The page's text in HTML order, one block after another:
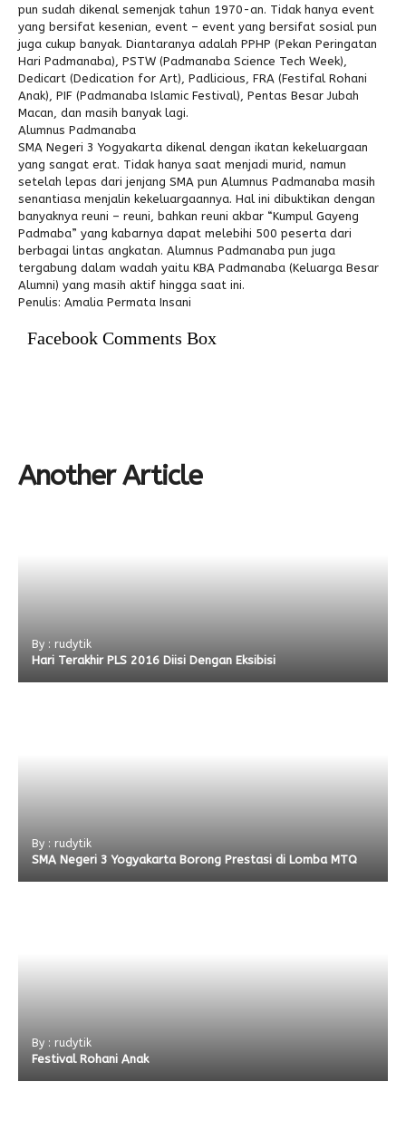
pun sudah dikenal semenjak tahun 1970-an. Tidak hanya event
yang bersifat kesenian, event – event yang bersifat sosial pun
juga cukup banyak. Diantaranya adalah PPHP (Pekan Peringatan
Hari Padmanaba), PSTW (Padmanaba Science Tech Week),
Dedicart (Dedication for Art), Padlicious, FRA (Festifal Rohani
Anak), PIF (Padmanaba Islamic Festival), Pentas Besar Jubah
Macan, dan masih banyak lagi.
Alumnus Padmanaba
SMA Negeri 3 Yogyakarta dikenal dengan ikatan kekeluargaan
yang sangat erat. Tidak hanya saat menjadi murid, namun
setelah lepas dari jenjang SMA pun Alumnus Padmanaba masih
senantiasa menjalin kekeluargaannya. Hal ini dibuktikan dengan
banyaknya reuni – reuni, bahkan reuni akbar “Kumpul Gayeng
Padmaba” yang kabarnya dapat melebihi 500 peserta dari
berbagai lintas angkatan. Alumnus Padmanaba pun juga
tergabung dalam wadah yaitu KBA Padmanaba (Keluarga Besar
Alumni) yang masih aktif hingga saat ini.
Penulis: Amalia Permata Insani
Facebook Comments Box
Another Article
By : rudytik
Hari Terakhir PLS 2016 Diisi Dengan Eksibisi
By : rudytik
SMA Negeri 3 Yogyakarta Borong Prestasi di Lomba MTQ
By : rudytik
Festival Rohani Anak